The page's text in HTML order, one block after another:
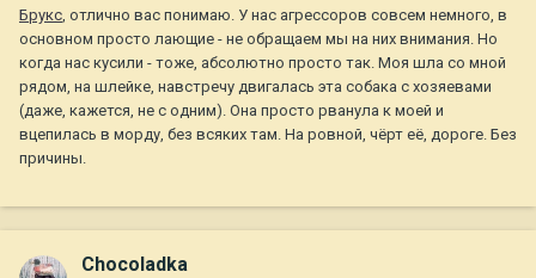
Брукс, отлично вас понимаю. У нас агрессоров совсем немного, в
основном просто лающие - не обращаем мы на них внимания. Но
когда нас кусили - тоже, абсолютно просто так. Моя шла со мной
рядом, на шлейке, навстречу двигалась эта собака с хозяевами
(даже, кажется, не с одним). Она просто рванула к моей и
вцепилась в морду, без всяких там. На ровной, чёрт её, дороге. Без
причины.
Chocoladka